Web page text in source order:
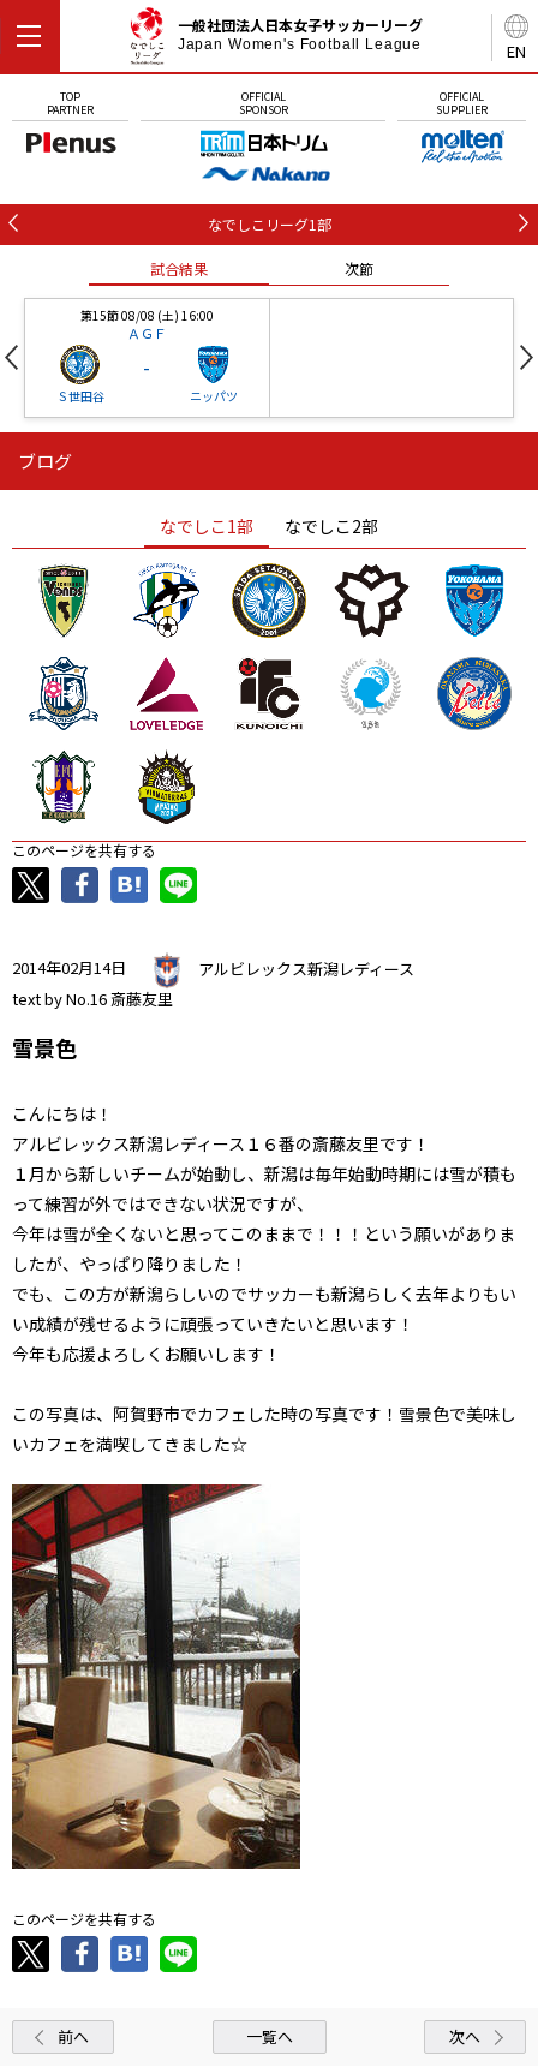
EN
一般社団法人日本女子サッカーリーグ
Japan Women's Football League
TOP
PARTNER
OFFICIAL
SPONSOR
OFFICIAL
SUPPLIER
なでしこリーグ1部
試合結果 次節
第15節 08/08 (土) 16:00
ＡＧＦ
Ｓ世田谷
-
ニッパツ
ニッパツ
ニッパツ 名古屋
石人の星
静岡 愛媛Ｌ
ブログ
なでしこ1部 なでしこ2部
このページを共有する
2014年02月14日
アルビレックス新潟レディース
text by No.16 斎藤友里
雪景色
こんにちは！
アルビレックス新潟レディース１６番の斎藤友里です！
１月から新しいチームが始動し、新潟は毎年始動時期には雪が積も
って練習が外ではできない状況ですが、
今年は雪が全くないと思ってこのままで！！！という願いがありま
したが、やっぱり降りました！
でも、この方が新潟らしいのでサッカーも新潟らしく去年よりもい
い成績が残せるように頑張っていきたいと思います！
今年も応援よろしくお願いします！
この写真は、阿賀野市でカフェした時の写真です！雪景色で美味し
いカフェを満喫してきました☆
このページを共有する
前へ 一覧へ 次へ